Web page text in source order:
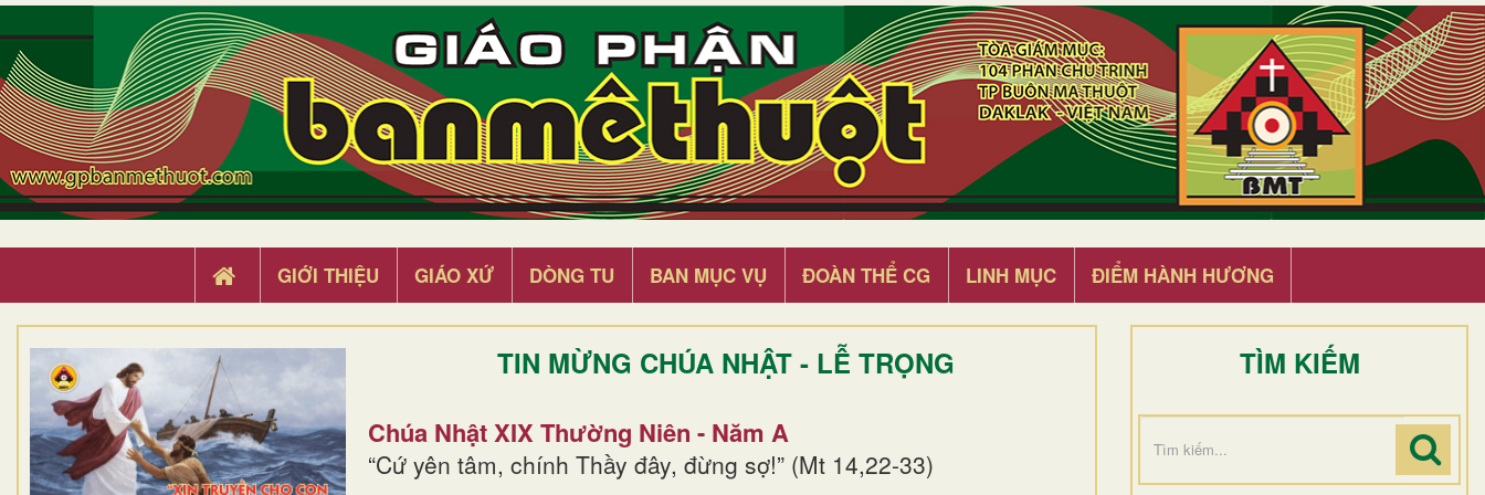
GIỚI THIỆU GIÁO XỨ DÒNG TU BAN MỤC VỤ ĐOÀN THỂ CG LINH MỤC ĐIỂM HÀNH HƯƠNG
TIN MỪNG CHÚA NHẬT - LỄ TRỌNG
Chúa Nhật XIX Thường Niên - Năm A
“Cứ yên tâm, chính Thầy đây, đừng sợ!” (Mt 14,22-33)
TÌM KIẾM